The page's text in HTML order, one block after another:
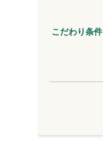
こだわり条件